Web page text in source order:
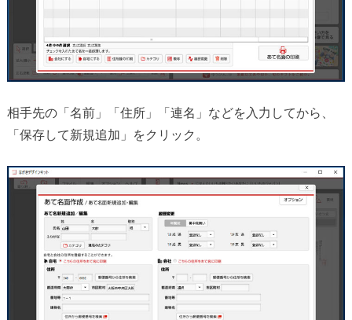
相手先の「名前」「住所」「連名」などを入力してから、
「保存して新規追加」をクリック。